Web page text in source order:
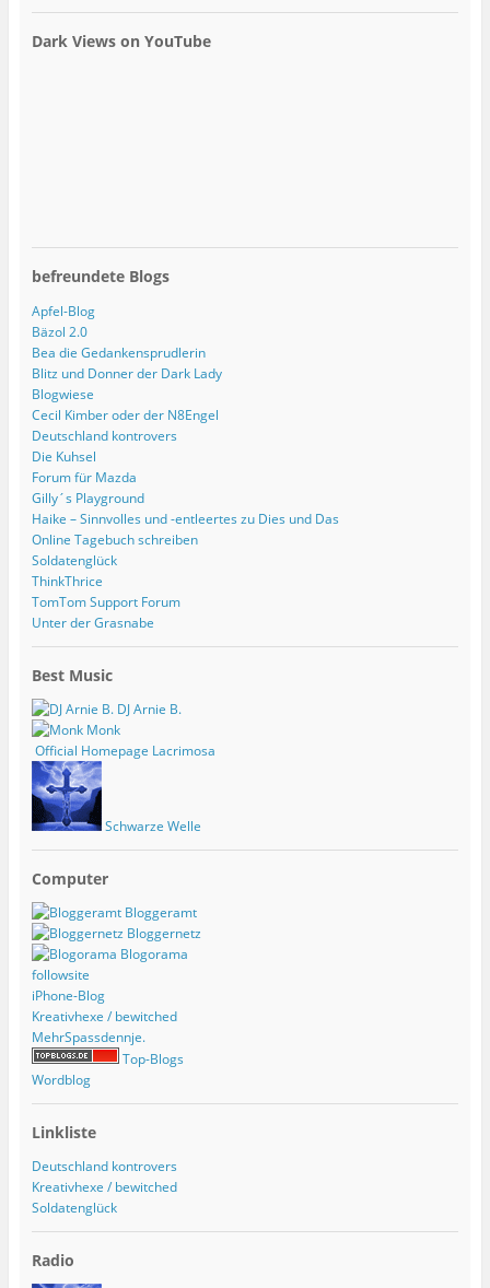
Dark Views on YouTube
befreundete Blogs
Apfel-Blog
Bäzol 2.0
Bea die Gedankensprudlerin
Blitz und Donner der Dark Lady
Blogwiese
Cecil Kimber oder der N8Engel
Deutschland kontrovers
Die Kuhsel
Forum für Mazda
Gilly´s Playground
Haike – Sinnvolles und -entleertes zu Dies und Das
Online Tagebuch schreiben
Soldatenglück
ThinkThrice
TomTom Support Forum
Unter der Grasnabe
Best Music
DJ Arnie B.
Monk
Official Homepage Lacrimosa
Schwarze Welle
Computer
Bloggeramt
Bloggernetz
Blogorama
followsite
iPhone-Blog
Kreativhexe / bewitched
MehrSpassdennje.
Top-Blogs
Wordblog
Linkliste
Deutschland kontrovers
Kreativhexe / bewitched
Soldatenglück
Radio